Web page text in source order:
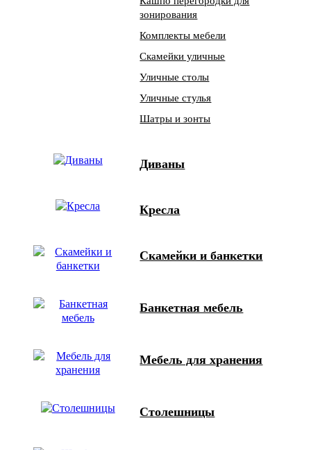
зонирования
Комплекты мебели
Скамейки уличные
Уличные столы
Уличные стулья
Шатры и зонты
Диваны
Кресла
Скамейки и банкетки
Банкетная мебель
Мебель для хранения
Столешницы